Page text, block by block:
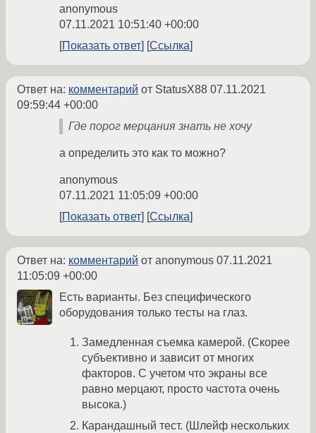
anonymous
07.11.2021 10:51:40 +00:00
Показать ответ
Ссылка
Ответ на: комментарий от StatusX88 07.11.2021
09:59:44 +00:00
Где порог мерцания знать не хочу
а определить это как то можно?
anonymous
07.11.2021 11:05:09 +00:00
Показать ответ
Ссылка
Ответ на: комментарий от anonymous 07.11.2021
11:05:09 +00:00
Есть варианты. Без специфического
оборудования только тесты на глаз.
Замедленная съемка камерой. (Скорее
субъективно и зависит от многих
факторов. С учетом что экраны все
равно мерцают, просто частота очень
высока.)
Карандашный тест. (Шлейф нескольких